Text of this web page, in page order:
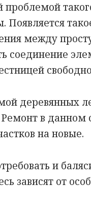
Появляется
между
соединение
деревянных
в данном
на новые.
и
зависят от